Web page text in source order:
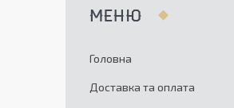
Головна
Доставка та оплата